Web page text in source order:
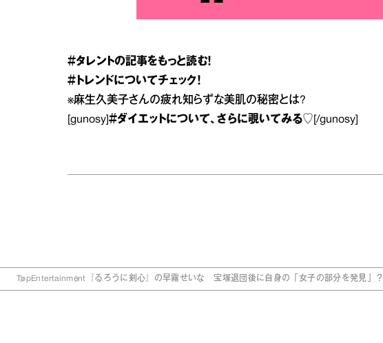
＃タレントの記事をもっと読む！
＃トレンドについてチェック！
※麻生久美子さんの疲れ知らずな美肌の秘密とは?
[gunosy] ＃ダイエットについて、さらに覗いてみる♡ [/gunosy]
TopEntertainment 『るろうに剣心』の早霧せいな 宝塚退団後に自身の「女子の部分を発見」？